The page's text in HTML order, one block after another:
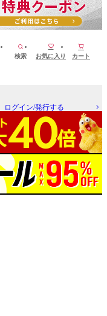
検索 お気に入り カート
ログイン/発行する